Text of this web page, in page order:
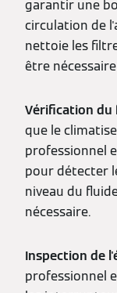
garantir une
circulation de
nettoie les
être
Vérification du
que le
professionnel
pour détecter
niveau du
nécessaire.
Inspection de
professionnel